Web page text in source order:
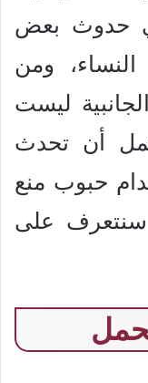
حدوث بعض
النساء، ومن
ليست
أن تحدث
حبوب منع
سنتعرف على